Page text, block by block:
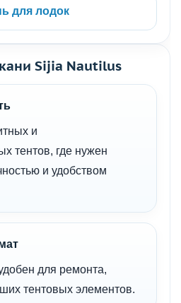
для лодок
Sijia Nautilus
и
тентов, где нужен
и удобством
для ремонта,
тентовых элементов.